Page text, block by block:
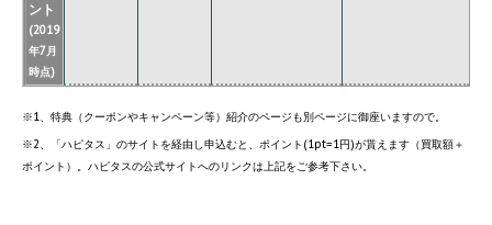
ント
(2019
年7月
時点)
※1、特典（クーポンやキャンペーン等）紹介のページも別ページに御座いますので。
※2、「ハピタス」のサイトを経由し申込むと、ポイント(1pt=1円)が貰えます（買取額＋
ポイント）。ハピタスの公式サイトへのリンクは上記をご参考下さい。